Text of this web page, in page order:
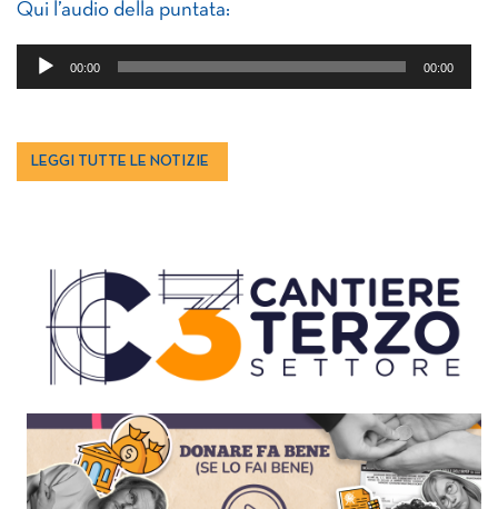
Qui l’audio della puntata:
Audio
Player
00:00 00:00
LEGGI TUTTE LE NOTIZIE